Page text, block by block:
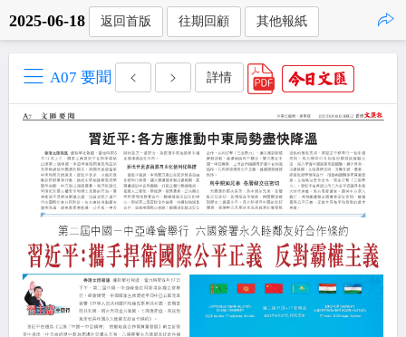
2025-06-18 返回首版 往期回顧 其他報紙
A07 要聞 詳情